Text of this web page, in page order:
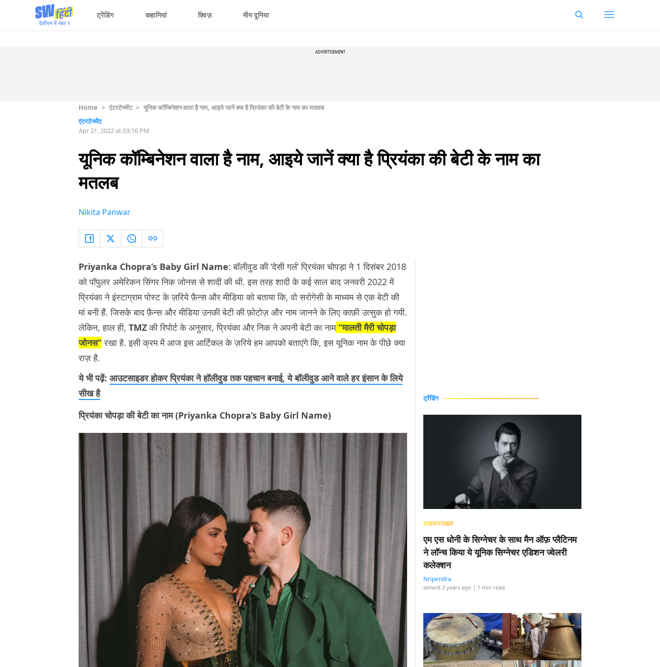
ट्रेंडिंग कहानियां क्विज़ मीम दुनिया
ADVERTISEMENT
Home > एंटरटेनमेंट > यूनिक कॉम्बिनेशन वाला है नाम, आइये जानें क्या है प्रियंका की बेटी के नाम का मतलब
एंटरटेनमेंट
Apr 21, 2022 at 03:16 PM
यूनिक कॉम्बिनेशन वाला है नाम, आइये जानें क्या है प्रियंका की बेटी के नाम का
मतलब
Nikita Panwar
Priyanka Chopra’s Baby Girl Name: बॉलीवुड की ‘देसी गर्ल’ प्रियंका चोपड़ा ने 1 दिसंबर 2018
को पॉपुलर अमेरिकन सिंगर निक जोनस से शादी की थी. इस तरह शादी के कई साल बाद जनवरी 2022 में
प्रियंका ने इंस्टाग्राम पोस्ट के ज़रिये फ़ैन्स और मीडिया को बताया कि, वो सरोगेसी के माध्यम से एक बेटी की
मां बनी हैं. जिसके बाद फ़ैन्स और मीडिया उनकी बेटी की फ़ोटोज़ और नाम जानने के लिए काफ़ी उत्सुक हो गयी.
लेकिन, हाल ही, TMZकी रिपोर्ट के अनुसार, प्रियंका और निक ने अपनी बेटी का नाम “मालती मैरी चोपड़ा
जोनस”रखा है. इसी क्रम में आज इस आर्टिकल के ज़रिये हम आपको बताएंगे कि, इस यूनिक नाम के पीछे क्या
राज़ है.
ये भी पढ़ें: आउटसाइडर होकर प्रियंका ने हॉलीवुड तक पहचान बनाई, ये बॉलीवुड आने वाले हर इंसान के लिये
सीख है
प्रियंका चोपड़ा की बेटी का नाम (Priyanka Chopra’s Baby Girl Name)
ट्रेंडिंग
लाइफ़स्टाइल
एम एस धोनी के सिग्नेचर के साथ मैन ऑफ़ प्लैटिनम
ने लॉन्च किया ये यूनिक सिग्नेचर एडिशन ज्वेलरी
कलेक्शन
Nripendra
almost 2 years ago | 1 min read